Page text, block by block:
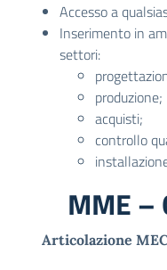
Accesso a
Inserimento in
settori:
produzione;
acquisti;
controllo
MME –
Articolazione